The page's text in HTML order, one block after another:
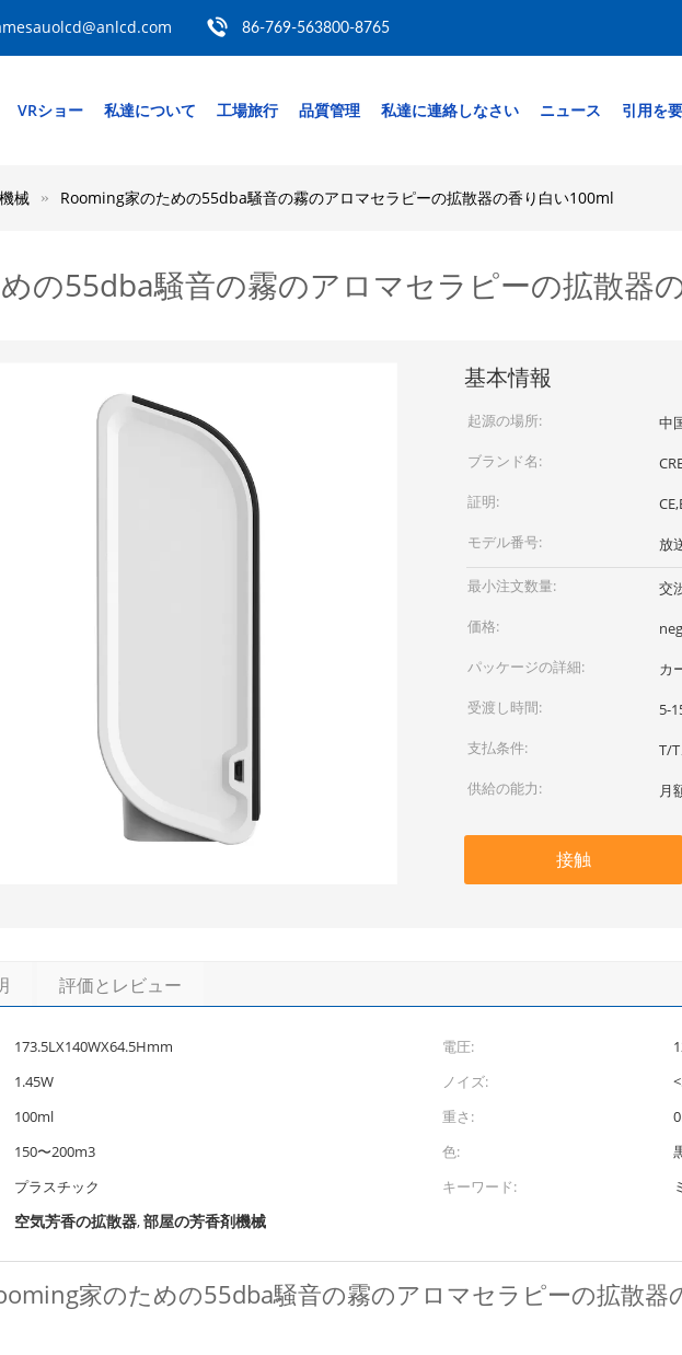
86-769-563800-8765
VRショー 私達について 工場旅行 品質管理 私達に連絡しなさい ニュース 引用を
械 Rooming家のための55dba騒音の霧のアロマセラピーの拡散器の香り白い100ml
の55dba騒音の霧のアロマセラピーの拡散器
基本情報
起源の場所:
中
ブランド名:
証明:
モデル番号:
放
最小注文数量:
交
価格:
パッケージの詳細:
カ
受渡し時間:
5-
支払条件:
T/
供給の能力:
月
接触
評価とレビュー
173.5LX140WX64.5Hmm 電圧:
1.45W ノイズ:
100ml 重さ:
150〜200m3 色:
プラスチック キーワード:
空気芳香の拡散器,部屋の芳香剤機械
家のための55dba騒音の霧のアロマセラピーの拡散器